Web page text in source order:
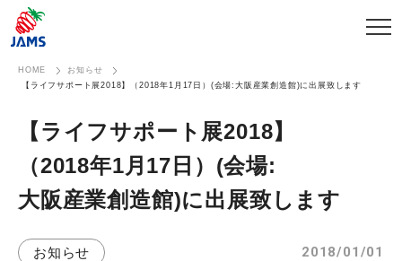
HOME
お知らせ
【ライフサポート展2018】（2018年1月17日）(会場:大阪産業創造館)に出展致します
【ライフサポート展2018】​
（2018年1月17日）​(会場:
大阪産業創造館)に​出展致します
お知らせ 2018/01/01